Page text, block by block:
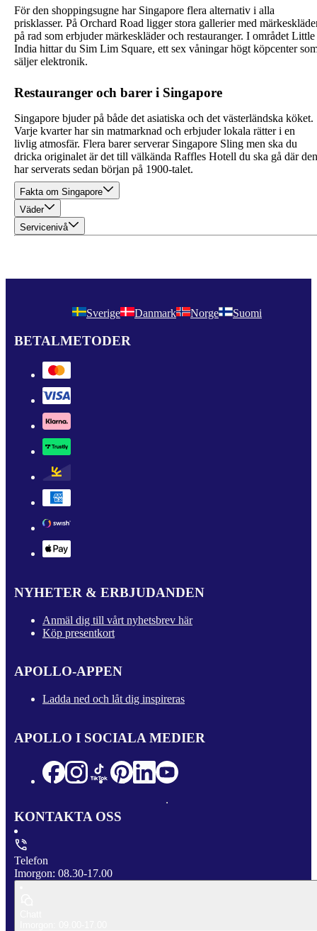
För den shoppingsugne har Singapore flera alternativ i alla
prisklasser. På Orchard Road ligger stora gallerier med
på rad som erbjuder märkeskläder och restauranger. I området Little
India hittar du Sim Lim Square, ett sex våningar högt köpcenter
säljer elektronik.
Restauranger och barer i Singapore
Singapore bjuder på både det asiatiska och det västerländska köket.
Varje kvarter har sin matmarknad och erbjuder lokala rätter i en
livlig atmosfär. Flera barer serverar Singapore Sling men ska du
dricka originalet är det till välkända Raffles Hotell du ska gå där den
har serverats sedan början på 1900-talet.
Fakta om Singapore
Väder
Servicenivå
Sverige Danmark Norge Suomi
BETALMETODER
NYHETER & ERBJUDANDEN
Anmäl dig till vårt nyhetsbrev här
Köp presentkort
APOLLO-APPEN
Ladda ned och låt dig inspireras
APOLLO I SOCIALA MEDIER
KONTAKTA OSS
Telefon
Imorgon: 08.30-17.00